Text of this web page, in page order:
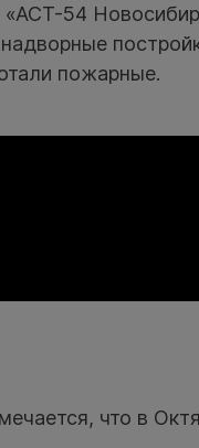
54
пожарные.
что в